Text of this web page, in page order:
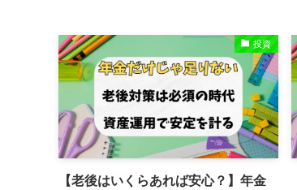
投資
【老後はいくらあれば安心？】年金